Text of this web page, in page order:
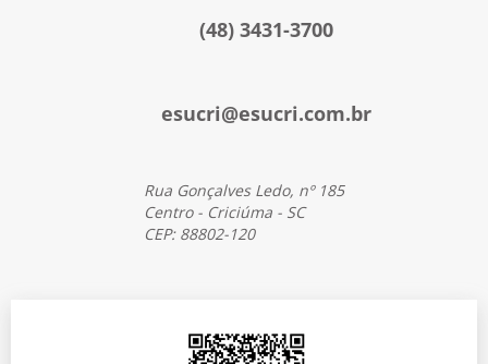
(48) 3431-3700
esucri@esucri.com.br
Rua Gonçalves Ledo, nº 185
Centro - Criciúma - SC
CEP: 88802-120